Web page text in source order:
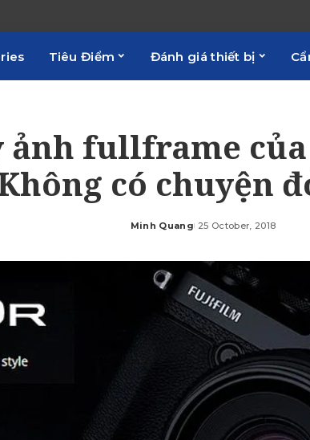
Tiêu Điểm Đánh giá thiết bị
ảnh fullframe
có chuyện
Posted
Minh Quang 25 October, 2018